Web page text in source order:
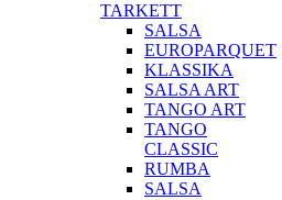
TARKETT
SALSA
EUROPARQUET
KLASSIKA
SALSA ART
TANGO ART
TANGO
CLASSIC
RUMBA
SALSA